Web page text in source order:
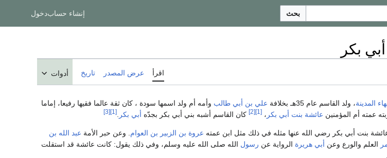
بحث إنشاء حسابدخول
بكر
اقرأ عرض المصدر تاريخ أدوات
المدينة، ولد القاسم عام 35هـ بخلافة علي بن أبي طالب وأمه أم ولد اسمها سودة ، كان ثقة عالما فقيها رفيعا، إماما
عمته أم المؤمنين عائشة بنت أبي بكر ، [1]
[2] كان القاسم أشبه بني أبي بكر بجدّه أبي بكر [1]
[3]
بنت أبي بكر رضي الله عنها مثله في ذلك مثل ابن عمته عروة بن الزبير بن العوام . وعن حبر الأمة عبد الله بن
العلم والورع وعن أبي هريرة الرواية عن رسول الله صلى الله عليه وسلم، وفي ذلك يقول: كانت عائشة قد استقلت